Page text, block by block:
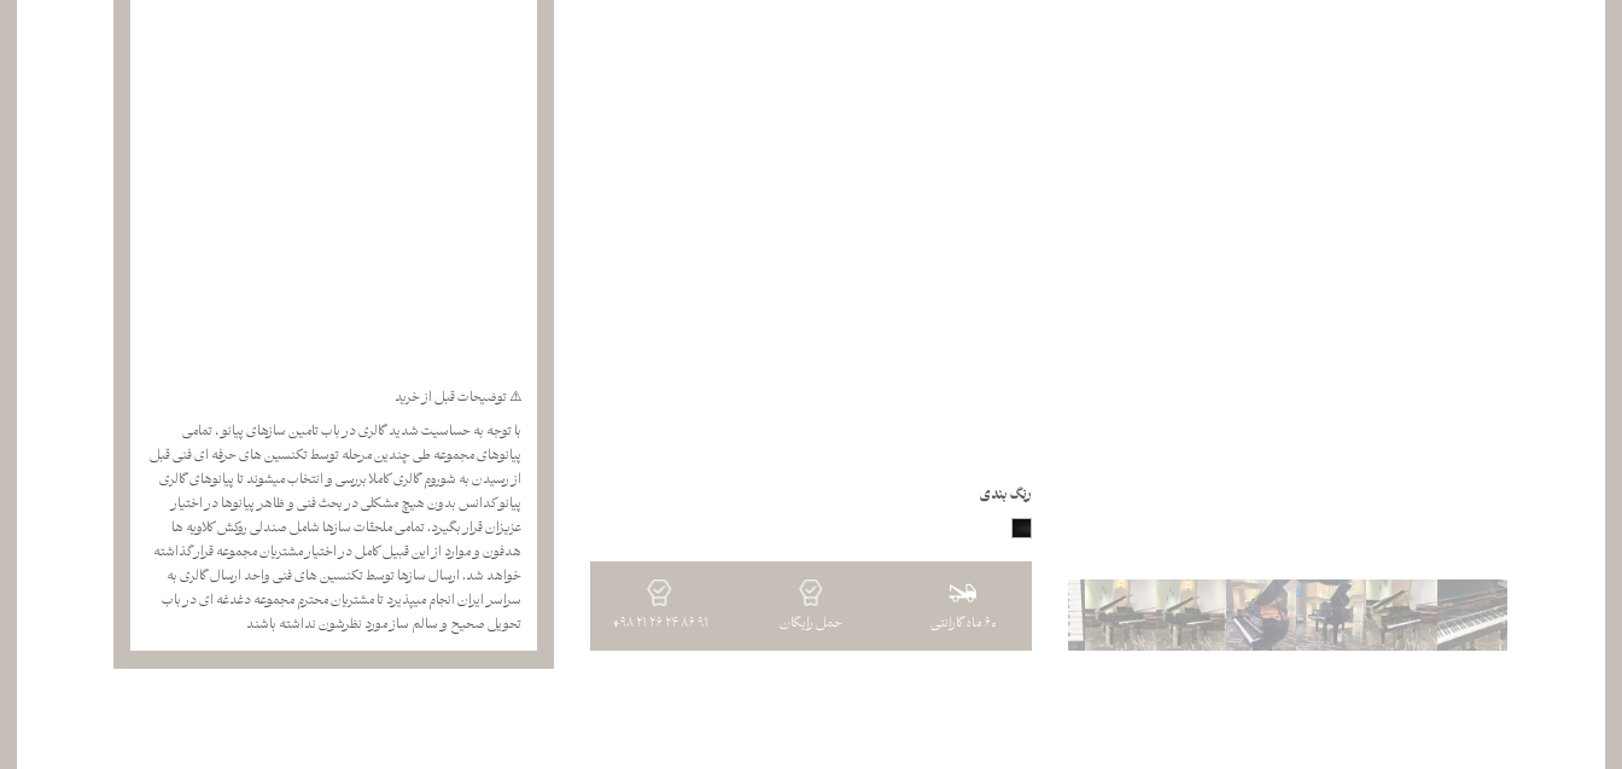
رنگ بندی
60 ماه گارانتی حمل رایگان +98 21 26 24 86 91
⚠️ توضیحات قبل از خرید
با توجه به حساسیت شدید گالری در باب تامین سازهای پیانو ، تمامی
پیانوهای مجموعه طی چندین مرحله توسط تکنسین های حرفه ای فنی قبل
از رسیدن به شوروم گالری کاملا بررسی و انتخاب میشوند تا پیانوهای گالری
پیانو کدانس بدون هیچ مشکلی در بحث فنی و ظاهر پیانوها در اختیار
عزیزان قرار بگیرد. تمامی ملحقات سازها شامل صندلی روکش کلاویه ها
هدفون و موارد از این قبیل کامل در اختیار مشتریان مجموعه قرار گذاشته
خواهد شد. ارسال سازها توسط تکنسین های فنی واحد ارسال گالری به
سراسر ایران انجام میپذیرد تا مشتریان محترم مجموعه دغدغه ای در باب
تحویل صحیح و سالم ساز مورد نظرشون نداشته باشند